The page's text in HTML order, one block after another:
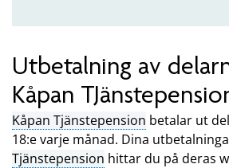
Utbetalning av
Kåpan
Kåpan Tjänstepension betalar ut
18:e varje månad. Dina
Tjänstepension hittar du på deras